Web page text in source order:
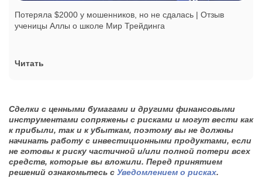
Потеряла $2000 у мошенников, но не сдалась | Отзыв
ученицы Аллы о школе Мир Трейдинга
Читать
Сделки с ценными бумагами и другими финансовыми
инструментами сопряжены с рисками и могут вести как
к прибыли, так и к убыткам, поэтому вы не должны
начинать работу с инвестиционными продуктами, если
не готовы к риску частичной и/или полной потери всех
средств, которые вы вложили. Перед принятием
решений ознакомьтесь с Уведомлением о рисках.